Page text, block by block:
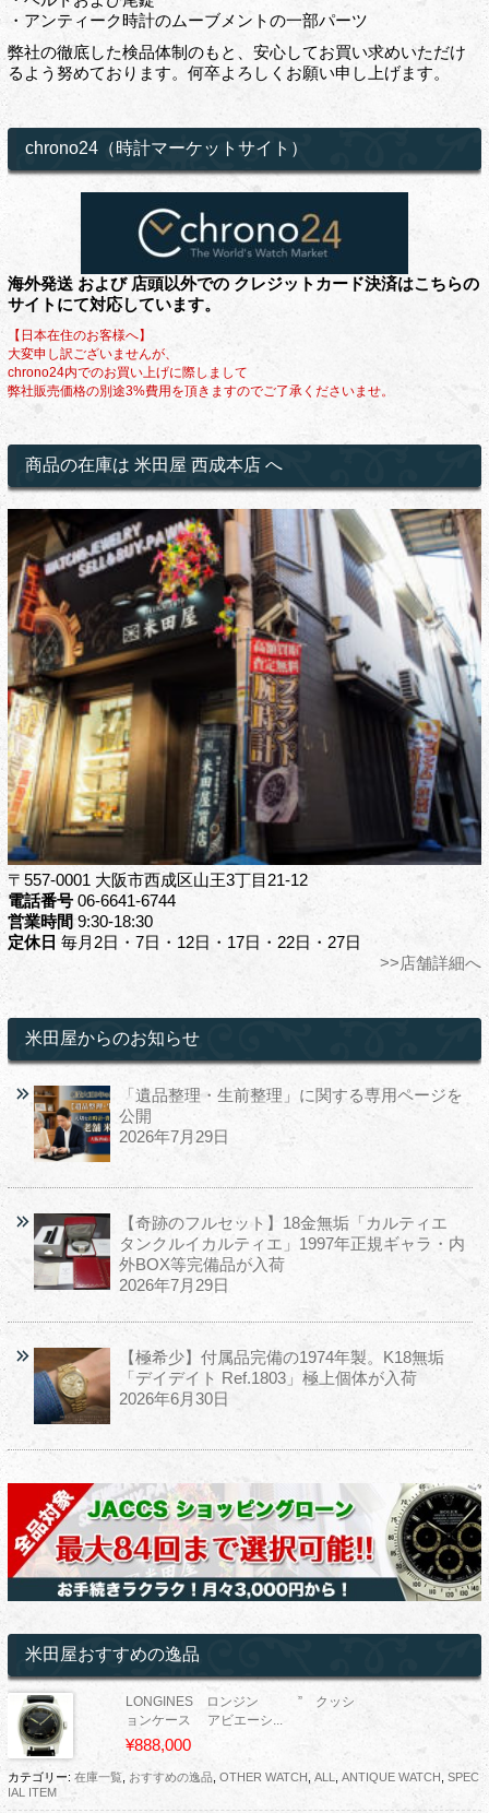
・アンティーク時計のムーブメントの一部パーツ
弊社の徹底した検品体制のもと、安心してお買い求めいただけ
るよう努めております。何卒よろしくお願い申し上げます。
chrono24（時計マーケットサイト）
海外発送 および 店頭以外での クレジットカード決済はこちらの
サイトにて対応しています。
【日本在住のお客様へ】
大変申し訳ございませんが、
chrono24内でのお買い上げに際しまして
弊社販売価格の別途3%費用を頂きますのでご了承くださいませ。
商品の在庫は 米田屋 西成本店 へ
〒557-0001 大阪市西成区山王3丁目21-12
電話番号06-6641-6744
営業時間9:30-18:30
定休日 毎月2日・7日・12日・17日・22日・27日
>>店舗詳細へ
米田屋からのお知らせ
「遺品整理・生前整理」に関する専用ページを
公開
2026年7月29日
【奇跡のフルセット】18金無垢「カルティエ
タンクルイカルティエ」1997年正規ギャラ・内
外BOX等完備品が入荷
2026年7月29日
【極希少】付属品完備の1974年製。K18無垢
「デイデイト Ref.1803」極上個体が入荷
2026年6月30日
米田屋おすすめの逸品
LONGINES ロンジン ” クッシ
ョンケース アビエーシ...
¥888,000
カテゴリー: 在庫一覧, おすすめの逸品, OTHER WATCH ALL ANTIQUE WATCH SPEC
IAL ITEM